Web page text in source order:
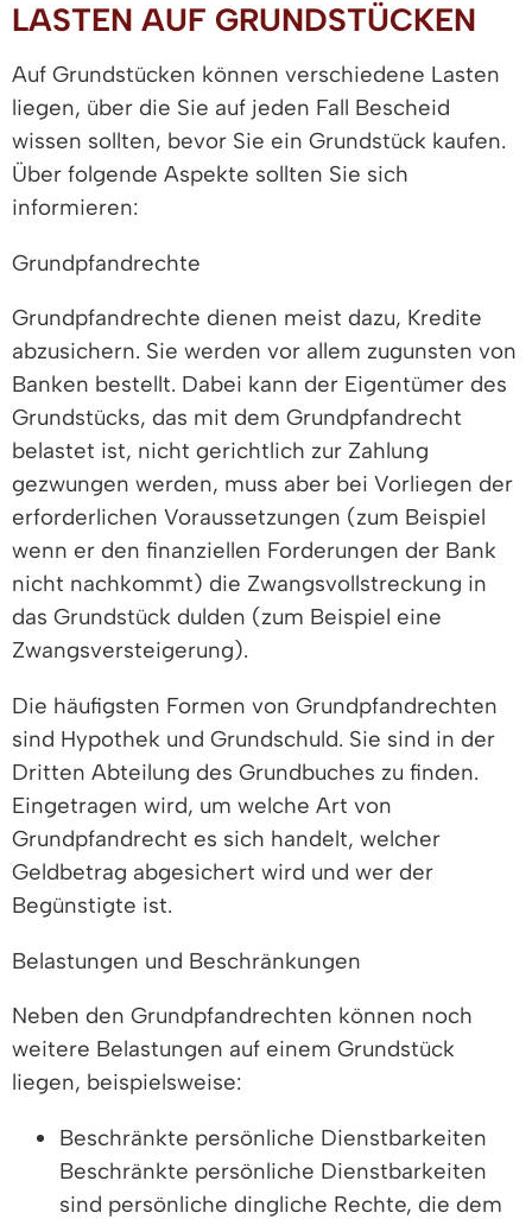
LASTEN AUF GRUNDSTÜCKEN
Auf Grundstücken können verschiedene Lasten
liegen, über die Sie auf jeden Fall Bescheid
wissen sollten, bevor Sie ein Grundstück kaufen.
Über folgende Aspekte sollten Sie sich
informieren:
Grundpfandrechte
Grundpfandrechte dienen meist dazu, Kredite
abzusichern. Sie werden vor allem zugunsten von
Banken bestellt. Dabei kann der Eigentümer des
Grundstücks, das mit dem Grundpfandrecht
belastet ist, nicht gerichtlich zur Zahlung
gezwungen werden, muss aber bei Vorliegen der
erforderlichen Voraussetzungen (zum Beispiel
wenn er den finanziellen Forderungen der Bank
nicht nachkommt) die Zwangsvollstreckung in
das Grundstück dulden (zum Beispiel eine
Zwangsversteigerung).
Die häufigsten Formen von Grundpfandrechten
sind Hypothek und Grundschuld. Sie sind in der
Dritten Abteilung des Grundbuches zu finden.
Eingetragen wird, um welche Art von
Grundpfandrecht es sich handelt, welcher
Geldbetrag abgesichert wird und wer der
Begünstigte ist.
Belastungen und Beschränkungen
Neben den Grundpfandrechten können noch
weitere Belastungen auf einem Grundstück
liegen, beispielsweise:
Beschränkte persönliche Dienstbarkeiten
Beschränkte persönliche Dienstbarkeiten
sind persönliche dingliche Rechte, die dem